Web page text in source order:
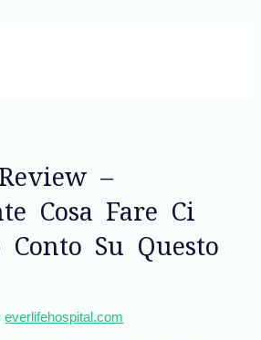
–
Cosa Fare Ci
Conto Su Questo
everlifehospital.com